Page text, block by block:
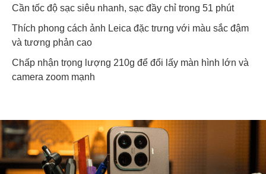
Cần tốc độ sạc siêu nhanh, sạc đầy chỉ trong 51 phút
Thích phong cách ảnh Leica đặc trưng với màu sắc đậm
và tương phản cao
Chấp nhận trọng lượng 210g để đổi lấy màn hình lớn và
camera zoom mạnh